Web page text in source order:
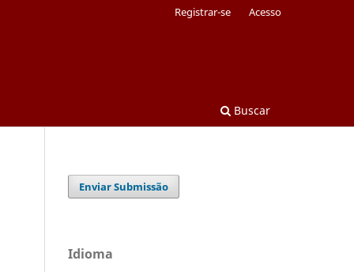
Buscar
Registrar-se Acesso
Enviar Submissão
Idioma